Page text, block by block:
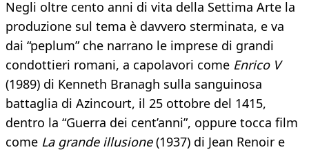
Negli oltre cento anni di vita della Settima Arte la
produzione sul tema è davvero sterminata, e va
dai “peplum” che narrano le imprese di grandi
condottieri romani, a capolavori come Enrico V
(1989) di Kenneth Branagh sulla sanguinosa
battaglia di Azincourt, il 25 ottobre del 1415,
dentro la “Guerra dei cent’anni”, oppure tocca film
come La grande illusione(1937) di Jean Renoir e